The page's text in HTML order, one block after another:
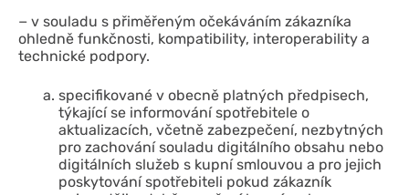
− v souladu s přiměřeným očekáváním zákazníka
ohledně funkčnosti, kompatibility, interoperability a
technické podpory.
specifikované v obecně platných předpisech,
týkající se informování spotřebitele o
aktualizacích, včetně zabezpečení, nezbytných
pro zachování souladu digitálního obsahu nebo
digitálních služeb s kupní smlouvou a pro jejich
poskytování spotřebiteli pokud zákazník